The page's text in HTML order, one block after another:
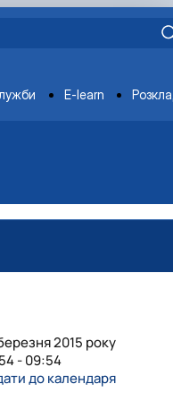
E-learn
2015 року
- 09:54
до календаря